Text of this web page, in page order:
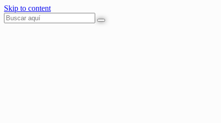
Skip to content